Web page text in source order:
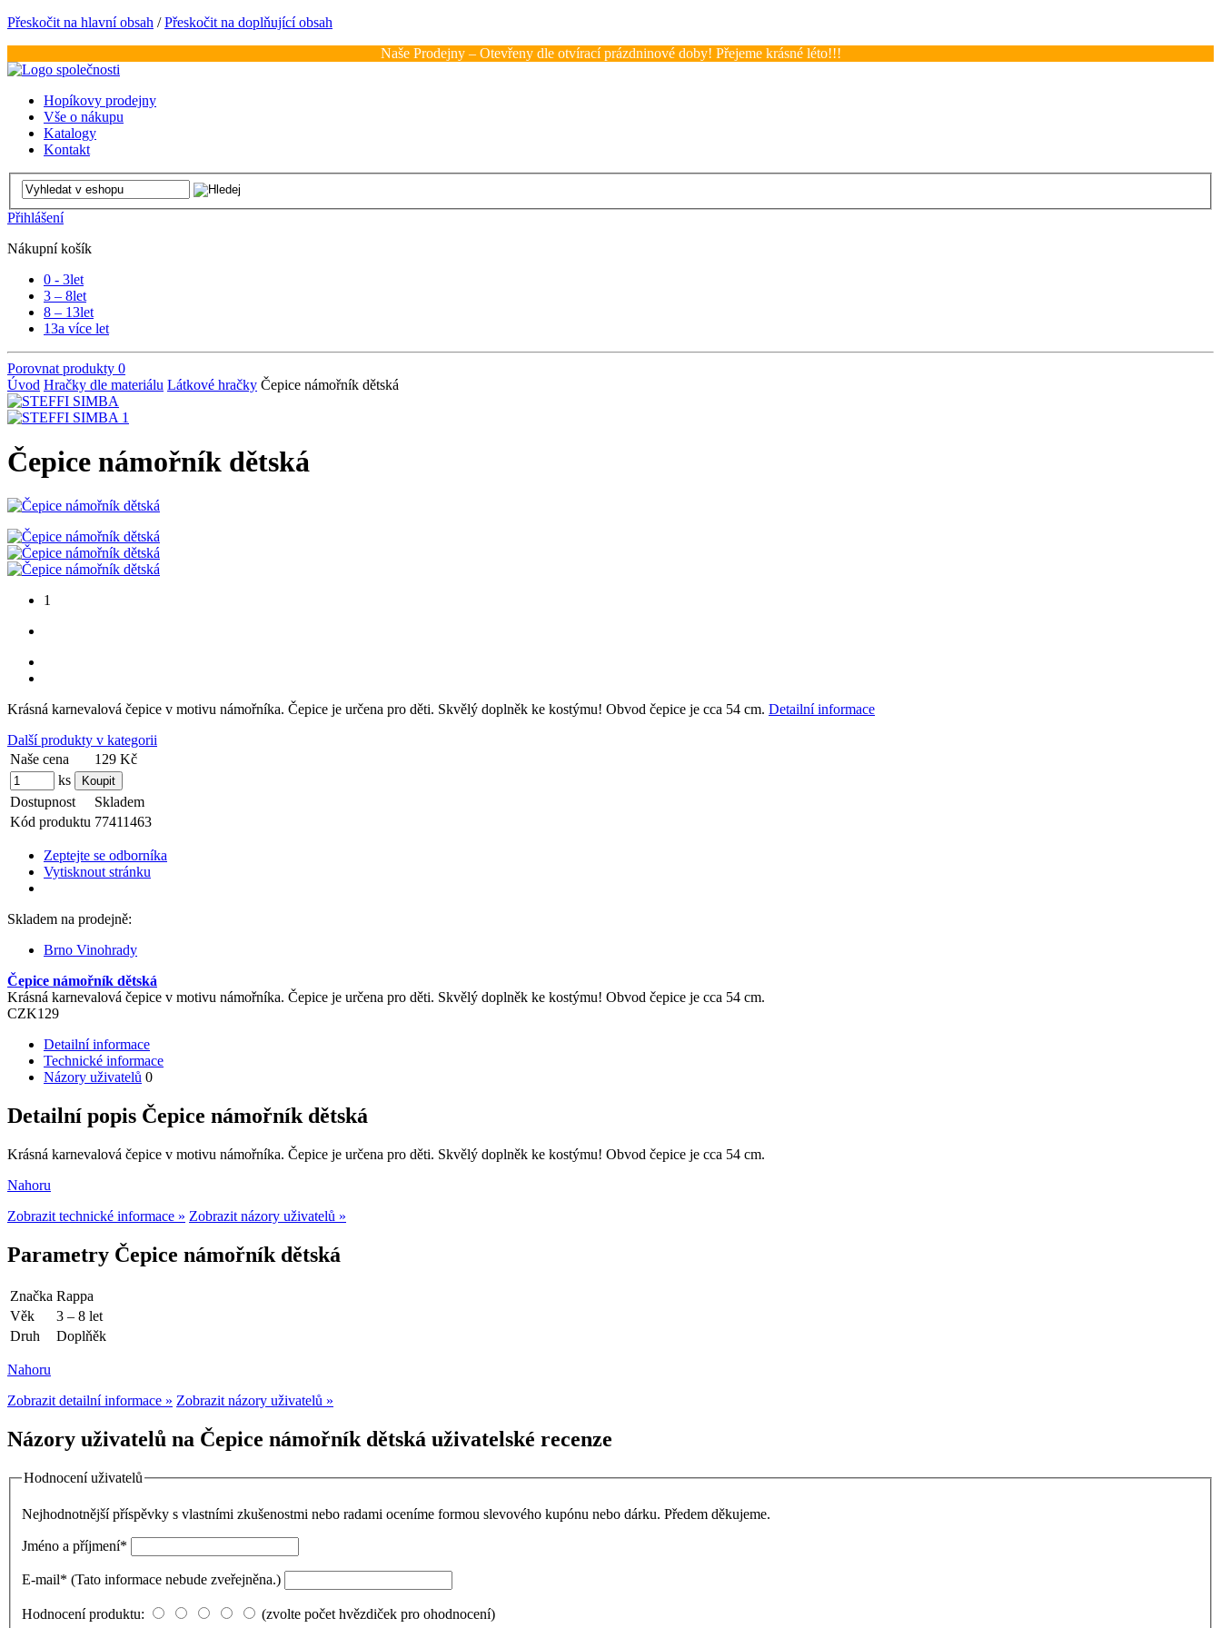
Přeskočit na hlavní obsah /Přeskočit na doplňující obsah
Naše Prodejny – Otevřeny dle otvírací prázdninové doby! Přejeme krásné léto!!!
Hopíkovy prodejny
Vše o nákupu
Katalogy
Kontakt
Přihlášení
Nákupní košík
0 - 3let
3 – 8let
8 – 13let
13a více let
Porovnat produkty 0
Úvod Hračky dle materiálu Látkové hračky Čepice námořník dětská
Čepice námořník dětská
1
Krásná karnevalová čepice v motivu námořníka. Čepice je určena pro děti. Skvělý doplněk ke kostýmu! Obvod čepice je cca 54 cm. Detailní informace
Další produkty v kategorii
Naše cena
129 Kč
ks
Dostupnost
Skladem
Kód produktu 77411463
Zeptejte se odborníka
Vytisknout stránku
Skladem na prodejně:
Brno Vinohrady
Čepice námořník dětská
Krásná karnevalová čepice v motivu námořníka. Čepice je určena pro děti. Skvělý doplněk ke kostýmu! Obvod čepice je cca 54 cm.
CZK129
Detailní informace
Technické informace
Názory uživatelů 0
Detailní popis Čepice námořník dětská
Krásná karnevalová čepice v motivu námořníka. Čepice je určena pro děti. Skvělý doplněk ke kostýmu! Obvod čepice je cca 54 cm.
Nahoru
Zobrazit technické informace » Zobrazit názory uživatelů »
Parametry Čepice námořník dětská
Značka Rappa
Věk
3 – 8 let
Druh
Doplňěk
Nahoru
Zobrazit detailní informace » Zobrazit názory uživatelů »
Názory uživatelů na Čepice námořník dětská uživatelské recenze
Hodnocení uživatelů
Nejhodnotnější příspěvky s vlastními zkušenostmi nebo radami oceníme formou slevového kupónu nebo dárku. Předem děkujeme.
Jméno a příjmení*
E-mail* (Tato informace nebude zveřejněna.)
Hodnocení produktu: (zvolte počet hvězdiček pro ohodnocení)